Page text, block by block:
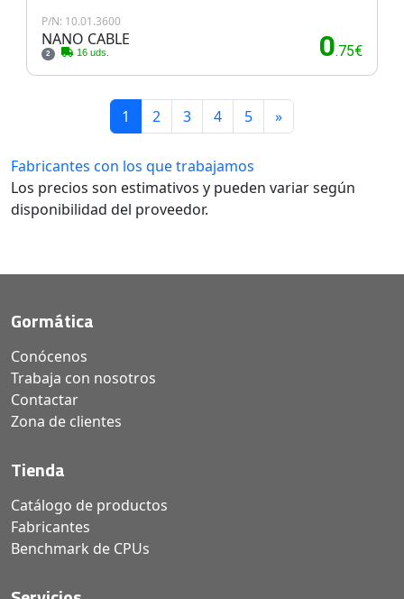
P/N: 10.01.3600
NANO CABLE
2 16 uds. 0.75€
1 2 3 4 5 »
Fabricantes con los que trabajamos
Los precios son estimativos y pueden variar según
disponibilidad del proveedor.
Gormática
Conócenos
Trabaja con nosotros
Contactar
Zona de clientes
Tienda
Catálogo de productos
Fabricantes
Benchmark de CPUs